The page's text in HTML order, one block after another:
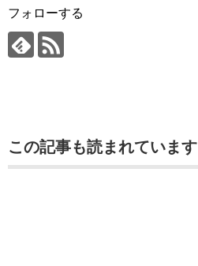
フォローする
この記事も読まれています